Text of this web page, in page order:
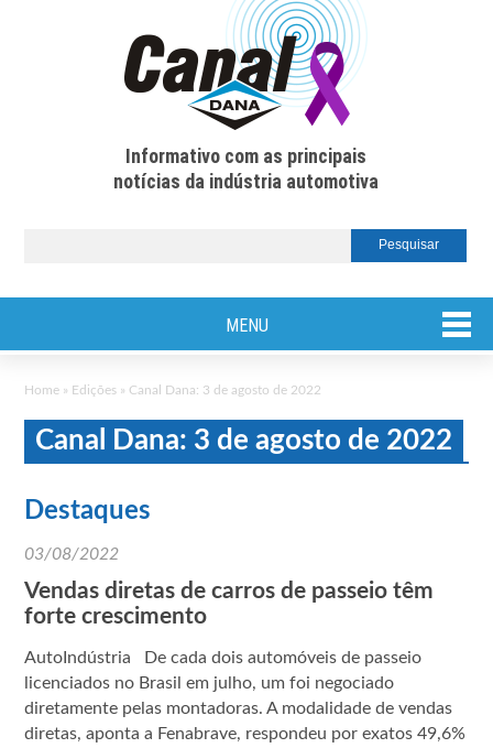
Informativo com as principais
notícias da indústria automotiva
MENU
Home » Edições » Canal Dana: 3 de agosto de 2022
Canal Dana: 3 de agosto de 2022
Destaques
03/08/2022
Vendas diretas de carros de passeio têm
forte crescimento
AutoIndústria De cada dois automóveis de passeio
licenciados no Brasil em julho, um foi negociado
diretamente pelas montadoras. A modalidade de vendas
diretas, aponta a Fenabrave, respondeu por exatos 49,6%